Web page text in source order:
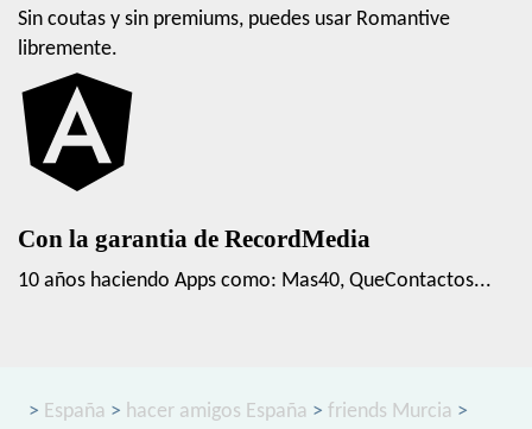
Sin coutas y sin premiums, puedes usar Romantive
libremente.
Con la garantia de RecordMedia
10 años haciendo Apps como: Mas40, QueContactos...
> España > hacer amigos España > friends Murcia >